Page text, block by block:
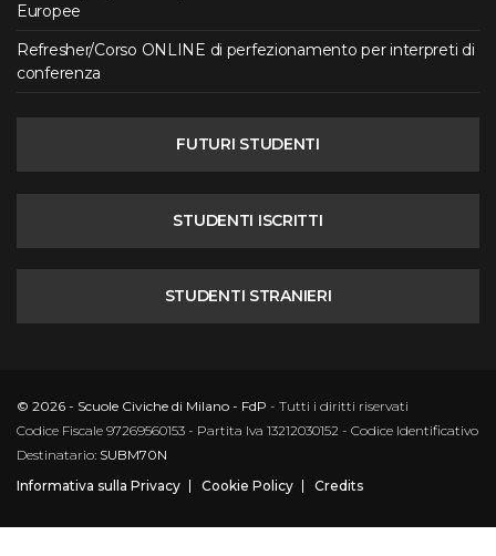
Europee
Refresher/Corso ONLINE di perfezionamento per interpreti di
conferenza
FUTURI STUDENTI
STUDENTI ISCRITTI
STUDENTI STRANIERI
© 2026 - Scuole Civiche di Milano - FdP - Tutti i diritti riservati
Codice Fiscale 97269560153 - Partita Iva 13212030152 - Codice Identificativo
Destinatario: SUBM70N
Informativa sulla Privacy
Cookie Policy Credits